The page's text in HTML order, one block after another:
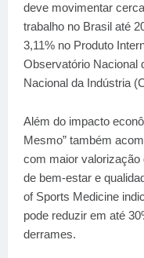
deve movimentar
trabalho no Brasil até
3,11% no Produto
Observatório Nacional
Nacional da Indústria
Além do impacto
Mesmo” também
com maior valorização
de bem-estar e
of Sports Medicine
pode reduzir em até
derrames.